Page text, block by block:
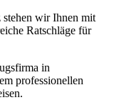
wir Ihnen mit
Ratschläge für
in
professionellen